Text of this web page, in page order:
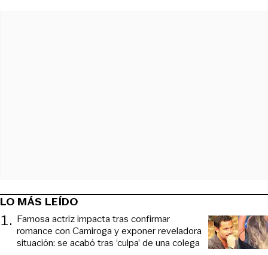
LO MÁS LEÍDO
1. Famosa actriz impacta tras confirmar
romance con Camiroga y exponer reveladora
situación: se acabó tras ‘culpa’ de una colega